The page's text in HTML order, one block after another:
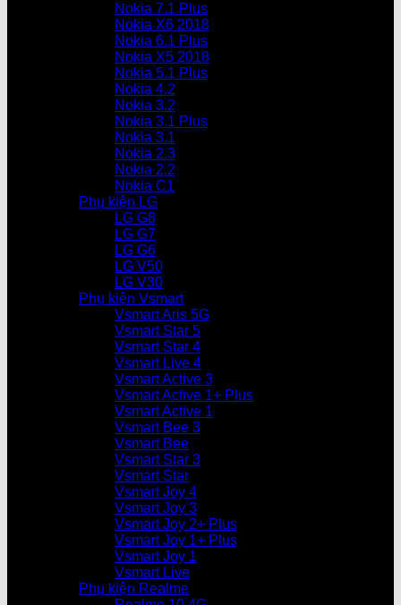
Nokia 7.1 Plus
Nokia X6 2018
Nokia 6.1 Plus
Nokia X5 2018
Nokia 5.1 Plus
Nokia 4.2
Nokia 3.2
Nokia 3.1 Plus
Nokia 3.1
Nokia 2.3
Nokia 2.2
Nokia C1
Phụ kiện LG
LG G8
LG G7
LG G6
LG V50
LG V30
Phụ kiện Vsmart
Vsmart Aris 5G
Vsmart Star 5
Vsmart Star 4
Vsmart Live 4
Vsmart Active 3
Vsmart Active 1+ Plus
Vsmart Active 1
Vsmart Bee 3
Vsmart Bee
Vsmart Star 3
Vsmart Star
Vsmart Joy 4
Vsmart Joy 3
Vsmart Joy 2+ Plus
Vsmart Joy 1+ Plus
Vsmart Joy 1
Vsmart Live
Phụ kiện Realme